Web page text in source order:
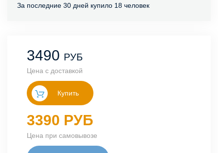
За последние 30 дней купило 18 человек
3490 РУБ
Цена с доставкой
Купить
3390 РУБ
Цена при самовывозе